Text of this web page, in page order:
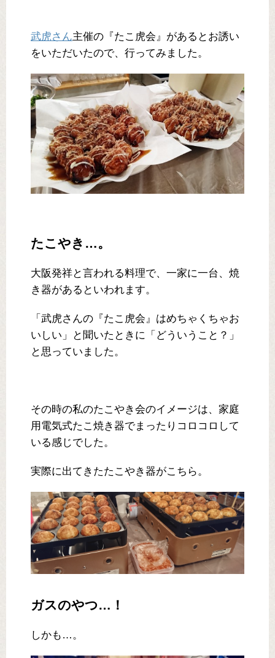
武虎さん主催の『たこ虎会』があるとお誘い
をいただいたので、行ってみました。
たこやき…。
大阪発祥と言われる料理で、一家に一台、焼
き器があるといわれます。
「武虎さんの『たこ虎会』はめちゃくちゃお
いしい」と聞いたときに「どういうこと？」
と思っていました。
その時の私のたこやき会のイメージは、家庭
用電気式たこ焼き器でまったりコロコロして
いる感じでした。
実際に出てきたたこやき器がこちら。
ガスのやつ…！
しかも…。